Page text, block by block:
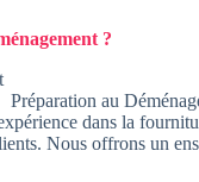
?
Préparation au
dans la
Nous offrons un